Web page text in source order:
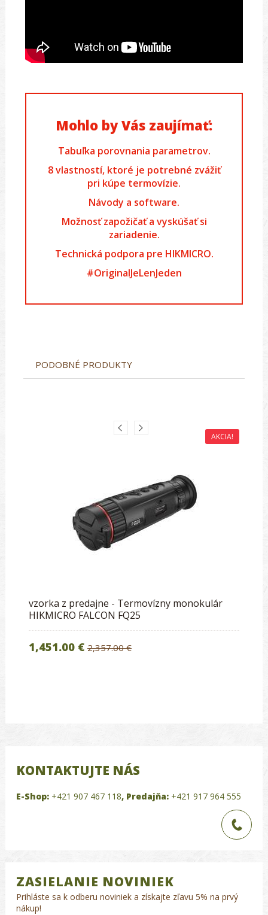
Mohlo by Vás zaujímať:
Tabuľka porovnania parametrov.
8 vlastností, ktoré je potrebné zvážiť
pri kúpe termovízie.
Návody a software.
Možnosť zapožičať a vyskúšať si
zariadenie.
Technická podpora pre HIKMICRO.
#OriginalJeLenJeden
PODOBNÉ PRODUKTY
AKCIA!
vzorka z predajne - Termovízny monokulár
HIKMICRO FALCON FQ25
1,451.00 € 2,357.00 €
KONTAKTUJTE NÁS
E-Shop: +421 907 467 118, Predajňa: +421 917 964 555
ZASIELANIE NOVINIEK
Prihláste sa k odberu noviniek a získajte zľavu 5% na prvý
nákup!